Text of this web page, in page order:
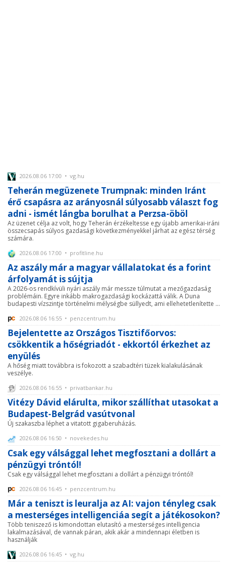
2026.08.06 17:00 • vg.hu
Teherán megüzenete Trumpnak: minden Iránt
érő csapásra az arányosnál súlyosabb választ fog
adni - ismét lángba borulhat a Perzsa-öböl
Az üzenet célja az volt, hogy Teherán érzékeltesse egy újabb amerikai-iráni
összecsapás súlyos gazdasági következményekkel járhat az egész térség
számára.
2026.08.06 17:00 • profitline.hu
Az aszály már a magyar vállalatokat és a forint
árfolyamát is sújtja
A 2026-os rendkívüli nyári aszály már messze túlmutat a mezőgazdaság
problémáin. Egyre inkább makrogazdasági kockázattá válik. A Duna
budapesti vízszintje történelmi mélységbe süllyedt, ami ellehetetlenítette ...
2026.08.06 16:55 • penzcentrum.hu
Bejelentette az Országos Tisztifőorvos:
csökkentik a hőségriadót - ekkortól érkezhet az
enyülés
A hőség miatt továbbra is fokozott a szabadtéri tüzek kialakulásának
veszélye.
2026.08.06 16:55 • privatbankar.hu
Vitézy Dávid elárulta, mikor szállíthat utasokat a
Budapest-Belgrád vasútvonal
Új szakaszba léphet a vitatott gigaberuházás.
2026.08.06 16:50 • novekedes.hu
Csak egy válsággal lehet megfosztani a dollárt a
pénzügyi tróntól!
Csak egy válsággal lehet megfosztani a dollárt a pénzügyi tróntól!
2026.08.06 16:45 • penzcentrum.hu
Már a teniszt is leuralja az AI: vajon tényleg csak
a mesterséges intelligenciáa segít a játékosokon?
Több teniszező is kimondottan elutasító a mesterséges intelligencia
lakalmazásával, de vannak páran, akik akár a mindennapi életben is
használják
2026.08.06 16:45 • vg.hu